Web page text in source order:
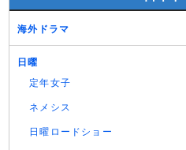
海外ドラマ
日曜
定年女子
ネメシス
日曜ロードショー